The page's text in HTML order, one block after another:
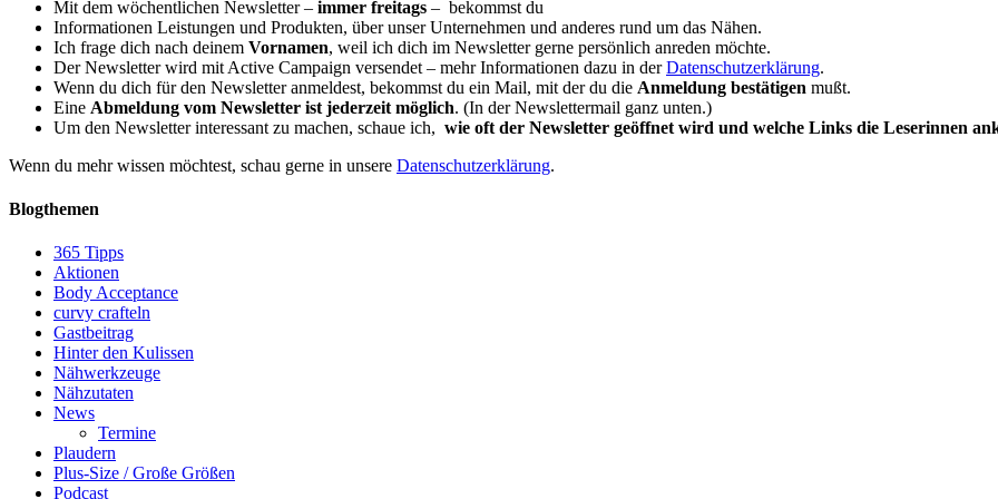
Mit dem wöchentlichen Newsletter – immer freitags – bekommst du
Informationen Leistungen und Produkten, über unser Unternehmen und anderes rund um das Nähen.
Ich frage dich nach deinem Vornamen, weil ich dich im Newsletter gerne persönlich anreden möchte.
Der Newsletter wird mit Active Campaign versendet – mehr Informationen dazu in derDatenschutzerklärung.
Wenn du dich für den Newsletter anmeldest, bekommst du ein Mail, mit der du die Anmeldung bestätigen mußt.
Eine Abmeldung vom Newsletter ist jederzeit möglich. (In der Newslettermail ganz unten.)
Um den Newsletter interessant zu machen, schaue ich, wie oft der Newsletter geöffnet wird und welche Links die Leserinnen
Wenn du mehr wissen möchtest, schau gerne in unsere Datenschutzerklärung.
Blogthemen
365 Tipps
Aktionen
Body Acceptance
curvy crafteln
Gastbeitrag
Hinter den Kulissen
Nähwerkzeuge
Nähzutaten
News
Termine
Plaudern
Plus-Size / Große Größen
Podcast